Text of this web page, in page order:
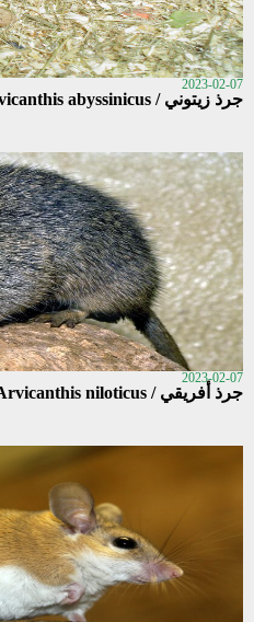
2023-02-07
جرذ زيتوني / Arvicanthis abyssinicus
2023-02-07
جرذ أفريقي / Arvicanthis niloticus